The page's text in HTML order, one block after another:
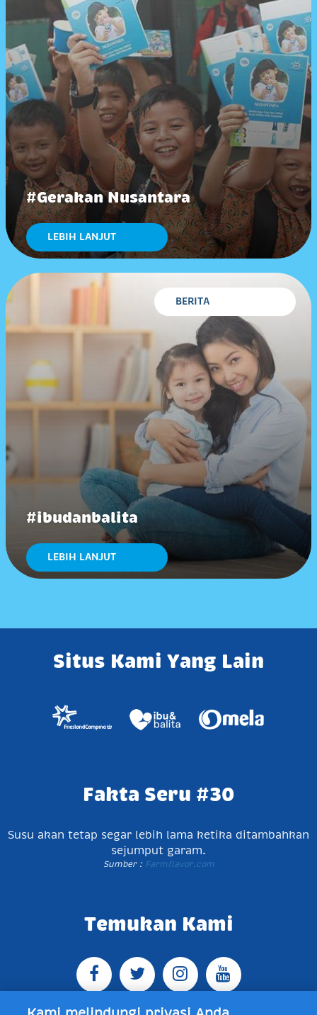
#Gerakan Nusantara
LEBIH LANJUT
#ibudanbalita
LEBIH LANJUT
BERITA
Situs Kami Yang Lain
Fakta Seru #30
Susu akan tetap segar lebih lama ketika ditambahkan
sejumput garam.
Sumber :Farmflavor.com
Temukan Kami